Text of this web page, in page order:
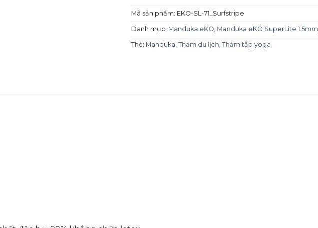
Mã sản phẩm: EKO-SL-71_Surfstripe
Danh mục: Manduka eKO, Manduka eKO SuperLite 1.5mm
Thẻ: Manduka, Thảm du lịch, Thảm tập yoga